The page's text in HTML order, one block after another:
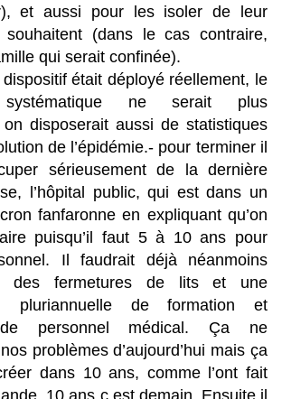
et aussi pour les isoler de leur
souhaitent (dans le cas contraire,
qui serait confinée).
était déployé réellement, le
systématique ne serait plus
disposerait aussi de statistiques
de l’épidémie.- pour terminer il
sérieusement de la dernière
l’hôpital public, qui est dans un
fanfaronne en expliquant qu’on
puisqu’il faut 5 à 10 ans pour
Il faudrait déjà néanmoins
des fermetures de lits et une
pluriannuelle de formation et
de personnel médical. Ça ne
problèmes d’aujourd’hui mais ça
dans 10 ans, comme l’ont fait